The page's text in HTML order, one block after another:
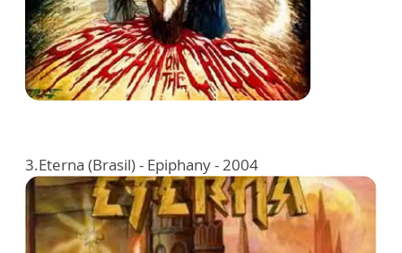
3.Eterna (Brasil) - Epiphany - 2004